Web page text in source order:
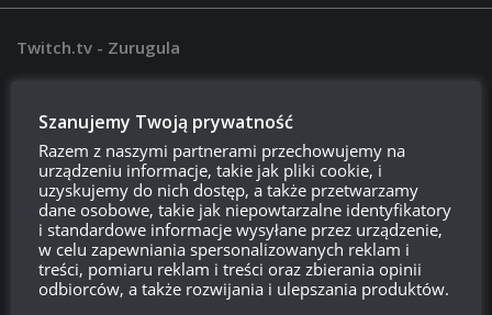
Twitch.tv - Zurugula
Szukaj:
Szanujemy Twoją prywatność
Razem z naszymi partnerami przechowujemy na
urządzeniu informacje, takie jak pliki cookie, i
uzyskujemy do nich dostęp, a także przetwarzamy
dane osobowe, takie jak niepowtarzalne identyfikatory
i standardowe informacje wysyłane przez urządzenie,
w celu zapewniania spersonalizowanych reklam i
treści, pomiaru reklam i treści oraz zbierania opinii
odbiorców, a także rozwijania i ulepszania produktów.